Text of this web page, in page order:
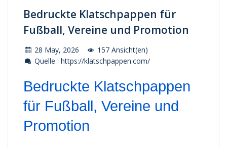
Bedruckte Klatschpappen für
Fußball, Vereine und Promotion
28 May, 2026
157 Ansicht(en)
Quelle : https://klatschpappen.com/
Bedruckte Klatschpappen
für Fußball, Vereine und
Promotion